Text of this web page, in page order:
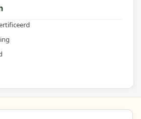
te gebruiken en
intensief buitengebruik.